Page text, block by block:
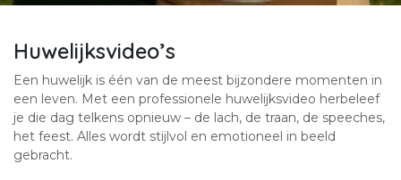
Huwelijksvideo’s
Een huwelijk is één van de meest bijzondere momenten in
een leven. Met een professionele huwelijksvideo herbeleef
je die dag telkens opnieuw – de lach, de traan, de speeches,
het feest. Alles wordt stijlvol en emotioneel in beeld
gebracht.